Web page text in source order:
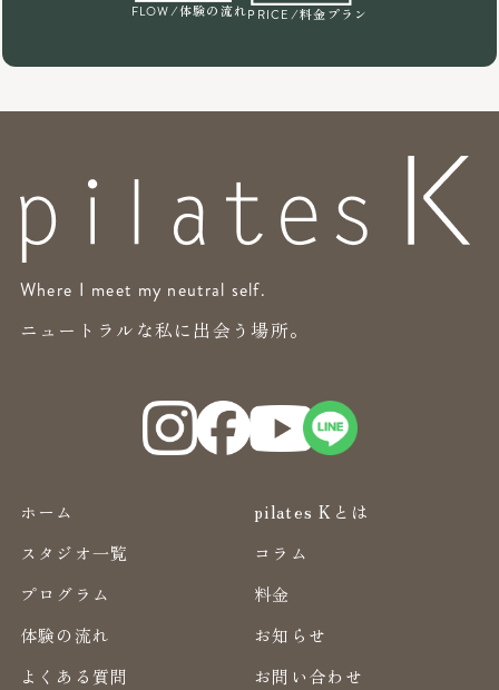
FLOW /体験の流れPRICE /料金プラン
Where I meet my neutral self.
ニュートラルな私に出会う場所。
ホーム
pilates Kとは
スタジオ一覧
コラム
プログラム
料金
体験の流れ
お知らせ
よくある質問
お問い合わせ